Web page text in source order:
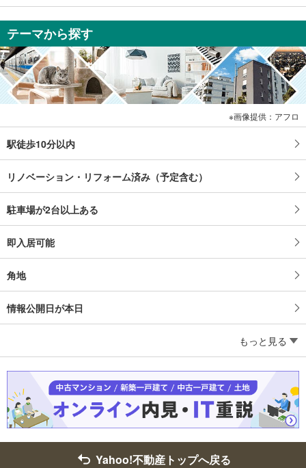
テーマから探す
画像提供：アフロ
駅徒歩10分以内
リノベーション・リフォーム済み（予定含む）
駐車場が2台以上ある
即入居可能
角地
情報公開日が本日
もっと見る
Yahoo!不動産トップへ戻る